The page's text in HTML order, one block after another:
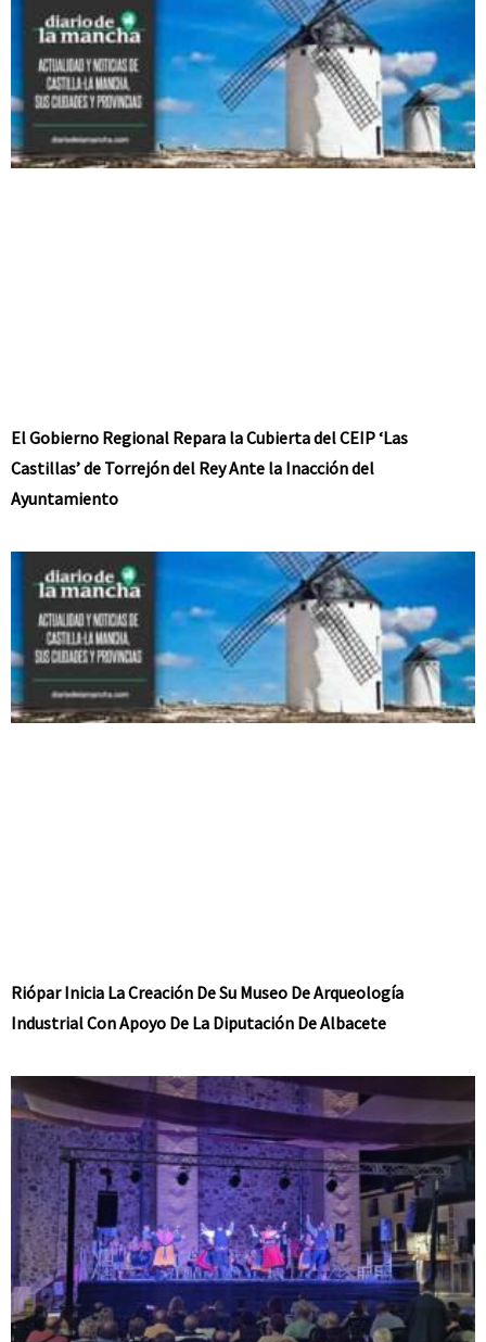
El Gobierno Regional Repara la Cubierta del CEIP ‘Las
Castillas’ de Torrejón del Rey Ante la Inacción del
Ayuntamiento
Riópar Inicia La Creación De Su Museo De Arqueología
Industrial Con Apoyo De La Diputación De Albacete